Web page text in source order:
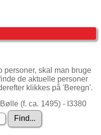
personer, skal man bruge
de aktuelle personer
klikkes på 'Beregn'.
(f. ca. 1495) - I3380